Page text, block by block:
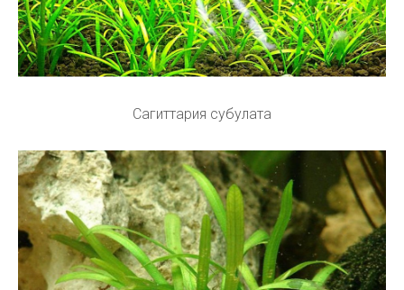
Сагиттария субулата